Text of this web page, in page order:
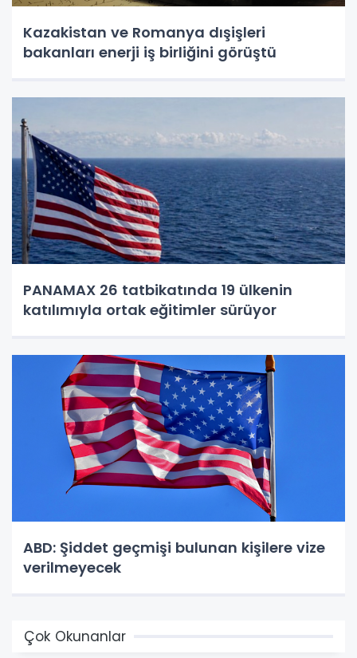
Kazakistan ve Romanya dışişleri
bakanları enerji iş birliğini görüştü
PANAMAX 26 tatbikatında 19 ülkenin
katılımıyla ortak eğitimler sürüyor
ABD: Şiddet geçmişi bulunan kişilere vize
verilmeyecek
Çok Okunanlar